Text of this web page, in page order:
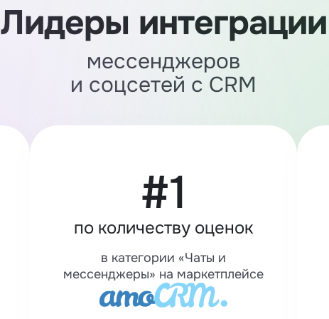
Лидеры интеграции
мессенджеров
и соцсетей с CRM
#1
по количеству оценок
в категории «Чаты и
мессенджеры» на маркетплейсе